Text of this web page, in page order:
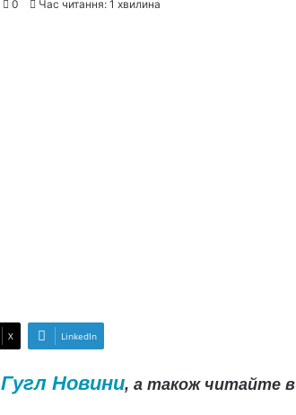
0 Час читання: 1 хвилина
X LinkedIn
Гугл Новини, а також читайте в